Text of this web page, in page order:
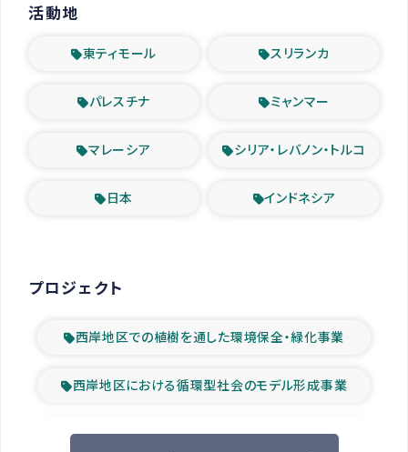
活動地
東ティモール スリランカ
パレスチナ ミャンマー
マレーシア シリア・レバノン・トルコ
日本 インドネシア
プロジェクト
西岸地区での植樹を通した環境保全・緑化事業
西岸地区における循環型社会のモデル形成事業
ツアー参加者の声